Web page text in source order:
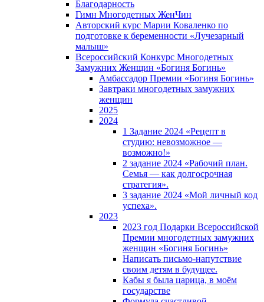
Благодарность
Гимн Многодетных ЖенЧин
Авторский курс Марии Коваленко по
подготовке к беременности «Лучезарный
малыш»
Всероссийский Конкурс Многодетных
Замужних Женщин «Богиня Богинь»
Амбассадор Премии «Богиня Богинь»
Завтраки многодетных замужних
женщин
2025
2024
1 Задание 2024 «Рецепт в
студию: невозможное —
возможно!»
2 задание 2024 «Рабочий план.
Семья — как долгосрочная
стратегия».
3 задание 2024 «Мой личный код
успеха».
2023
2023 год Подарки Всероссийской
Премии многодетных замужних
женщин «Богиня Богинь»
Написать письмо-напутствие
своим детям в будущее.
Кабы я была царица, в моëм
государстве